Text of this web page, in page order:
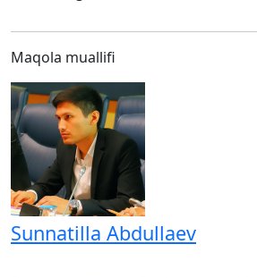
Maqola muallifi
Sunnatilla Abdullaev